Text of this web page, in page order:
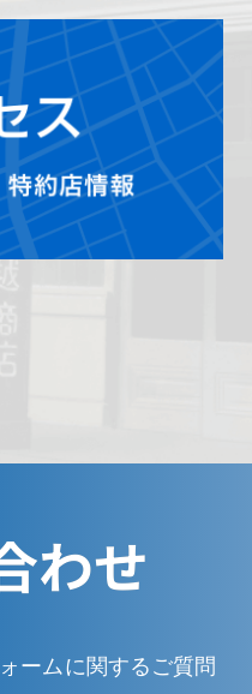
わせ
ームに関するご質問